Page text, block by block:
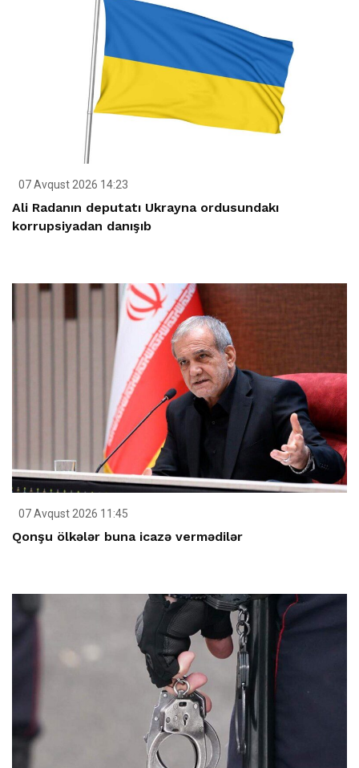
07 Avqust 2026 14:23
Ali Radanın deputatı Ukrayna ordusundakı
korrupsiyadan danışıb
07 Avqust 2026 11:45
Qonşu ölkələr buna icazə vermədilər